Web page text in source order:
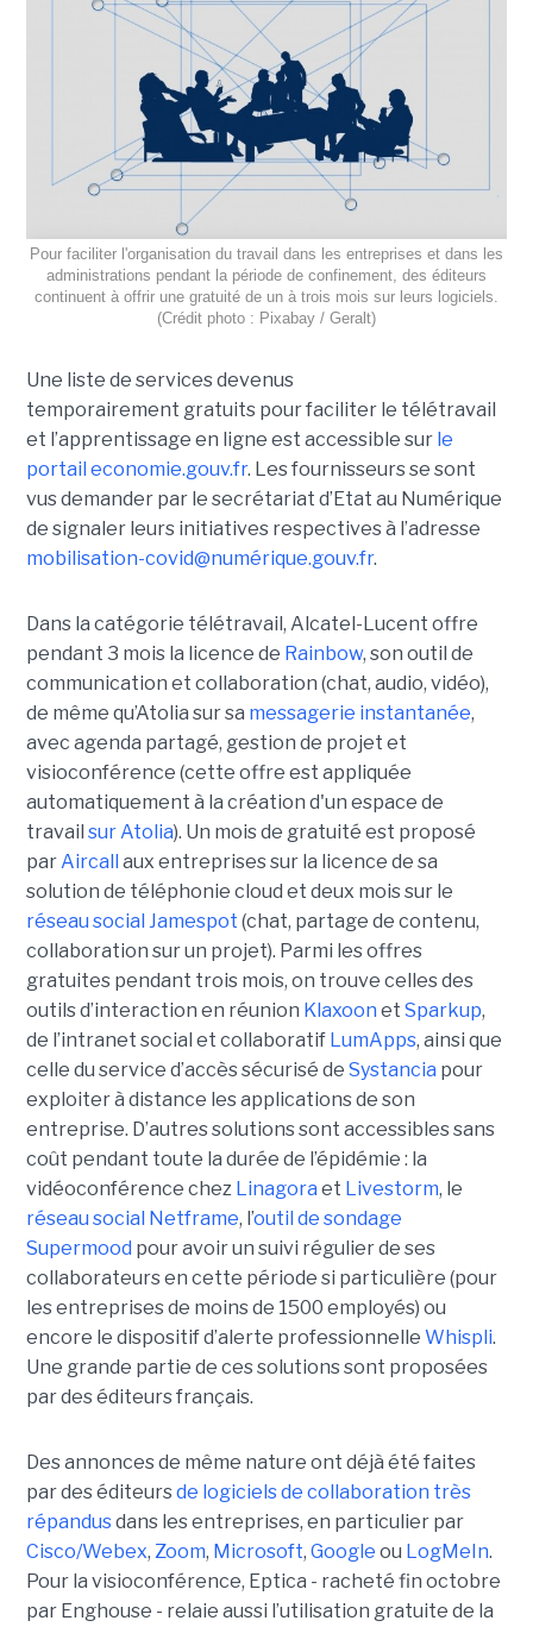
Pour faciliter l'organisation du travail dans les entreprises et dans les
administrations pendant la période de confinement, des éditeurs
continuent à offrir une gratuité de un à trois mois sur leurs logiciels.
(Crédit photo : Pixabay / Geralt)
Une liste de services devenus
temporairement gratuits pour faciliter le télétravail
et l’apprentissage en ligne est accessible sur le
portail economie.gouv.fr. Les fournisseurs se sont
vus demander par le secrétariat d’Etat au Numérique
de signaler leurs initiatives respectives à l’adresse
mobilisation-covid@numérique.gouv.fr.
Dans la catégorie télétravail, Alcatel-Lucent offre
pendant 3 mois la licence de Rainbow, son outil de
communication et collaboration (chat, audio, vidéo),
de même qu’Atolia sur sa messagerie instantanée,
avec agenda partagé, gestion de projet et
visioconférence (cette offre est appliquée
automatiquement à la création d'un espace de
travail sur Atolia). Un mois de gratuité est proposé
parAircall
aux entreprises sur la licence de sa
solution de téléphonie cloud et deux mois sur le
réseau social Jamespot (chat, partage de contenu,
collaboration sur un projet). Parmi les offres
gratuites pendant trois mois, on trouve celles des
outils d’interaction en réunion Klaxoon et Sparkup,
de l’intranet social et collaboratif LumApps, ainsi que
celle du service d’accès sécurisé de Systancia pour
exploiter à distance les applications de son
entreprise. D’autres solutions sont accessibles sans
coût pendant toute la durée de l’épidémie : la
vidéoconférence chez Linagora et Livestorm, le
réseau social Netframe, l’outil de sondage
Supermood pour avoir un suivi régulier de ses
collaborateurs en cette période si particulière (pour
les entreprises de moins de 1500 employés) ou
encore le dispositif d’alerte professionnelle Whispli.
Une grande partie de ces solutions sont proposées
par des éditeurs français.
Des annonces de même nature ont déjà été faites
par des éditeursde logiciels de collaboration très
répandusdans les entreprises, en particulier par
Cisco/Webex, Zoom, Microsoft, Google ou LogMeIn.
Pour la visioconférence, Eptica - racheté fin octobre
par Enghouse - relaie aussi l’utilisation gratuite de la